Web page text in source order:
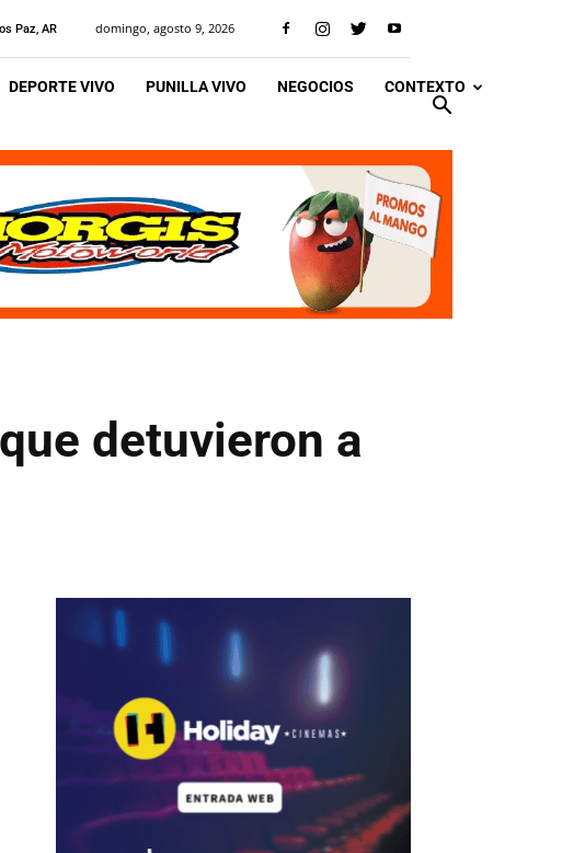
Paz, AR domingo, agosto 9, 2026
DEPORTE VIVO PUNILLA VIVO NEGOCIOS CONTEXTO
detuvieron a